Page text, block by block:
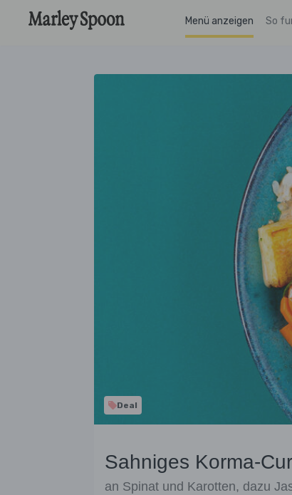
Menü anzeigen So
Deal
Sahniges Korma-
an Spinat und Karotten, dazu